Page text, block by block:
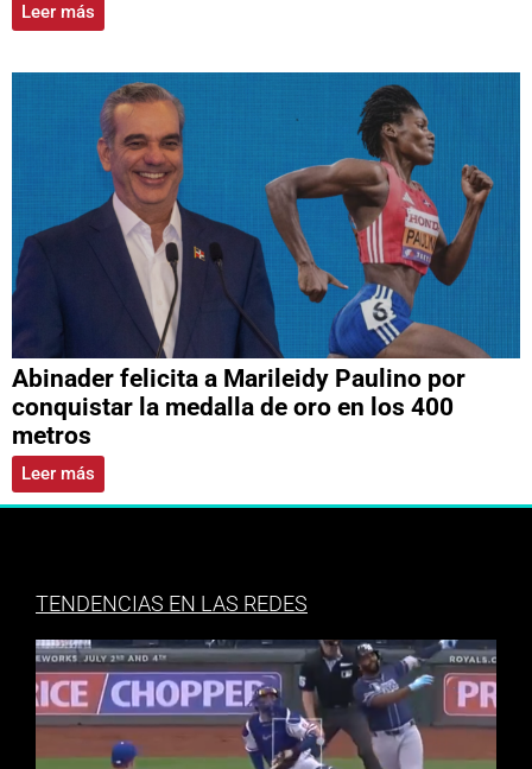
Leer más
Abinader felicita a Marileidy Paulino por
conquistar la medalla de oro en los 400
metros
Leer más
TENDENCIAS EN LAS REDES